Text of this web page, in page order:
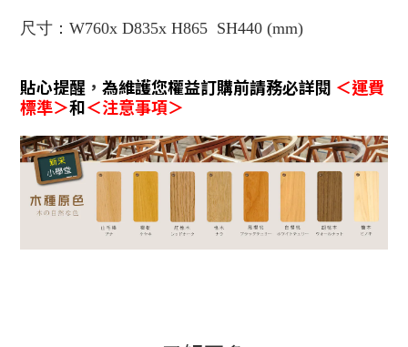
尺寸：W760x D835x H865 SH440 (mm)
貼心提醒 ， 為維護您權益訂購前請務必詳閱 ＜運費
標準＞和＜注意事項＞